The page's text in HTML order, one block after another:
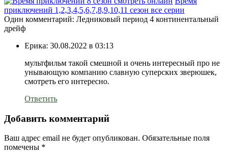
приключений 1,2,3,4,5,6,7,8,9,10,11 сезон все серии
Один комментарий: Ледниковый период 4 континентальный
дрейф
Ерика: 30.08.2022 в 03:13
мультфильм такой смешной и очень интересный про не
унывающую компанию славную суперских зверюшек,
смотреть его интересно.
Ответить
Добавить комментарий
Ваш адрес email не будет опубликован. Обязательные поля
помечены *